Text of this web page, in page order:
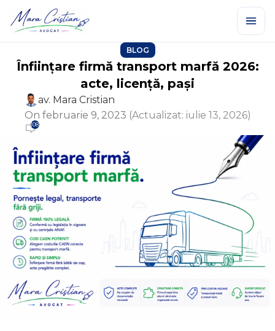
BLOG
Înființare firmă transport marfă 2026:
acte, licență, pași
av. Mara Cristian
On februarie 9, 2023 (Actualizat: iulie 13, 2026)
108